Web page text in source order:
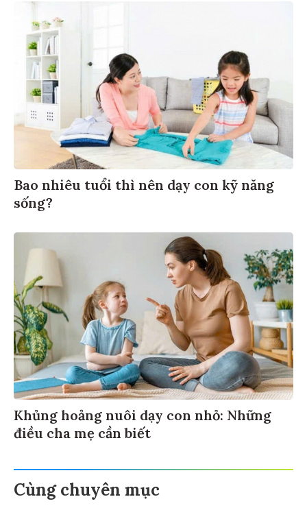
Bao nhiêu tuổi thì nên dạy con kỹ năng
sống?
Khủng hoảng nuôi dạy con nhỏ: Những
điều cha mẹ cần biết
Cùng chuyên mục